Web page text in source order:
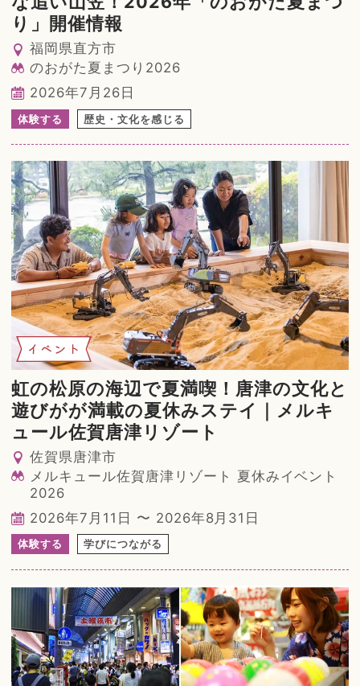
り」開催情報
福岡県直方市
のおがた夏まつり2026
2026年7月26日
体験する 歴史・文化を感じる
イベント
虹の松原の海辺で夏満喫！唐津の文化と
遊びがが満載の夏休みステイ｜メルキ
ュール佐賀唐津リゾート
佐賀県唐津市
メルキュール佐賀唐津リゾート 夏休みイベント
2026
2026年7月11日 〜 2026年8月31日
体験する 学びにつながる